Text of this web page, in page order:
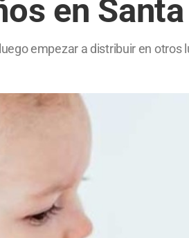
en Santa
empezar a distribuir en otros